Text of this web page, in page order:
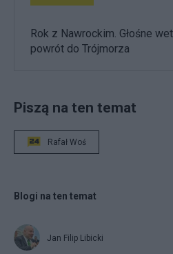
Rok z Nawrockim. Głośne
powrót do Trójmorza
Piszą na ten temat
Rafał Woś
Blogi na ten temat
Jan Filip Libicki